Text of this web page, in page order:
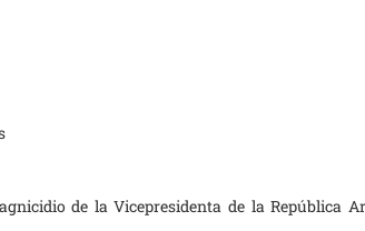
de la Vicepresidenta de la República